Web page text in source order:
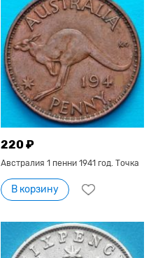
220 ₽
Австралия 1 пенни 1941 год. Точка
В корзину